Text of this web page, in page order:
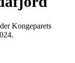
Kongeparets